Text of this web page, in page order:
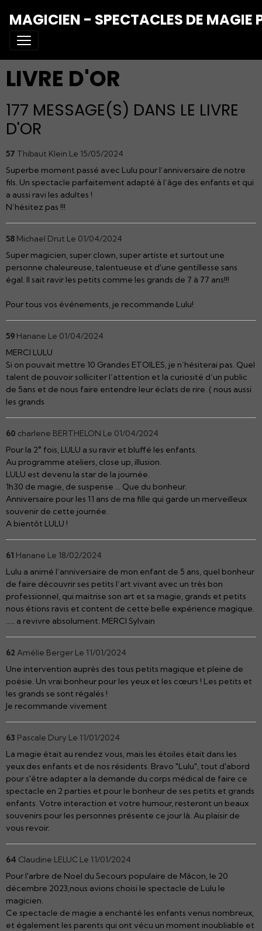
MAGICIEN - SPECTACLES DE MAGIE
LIVRE D'OR
177 MESSAGE(S) DANS LE LIVRE
D'OR
57 Thibaut Klein Le 15/05/2024
Superbe moment passé avec Lulu pour l’anniversaire de notre
fils. Un spectacle parfaitement adapté à l’âge des enfants et qui
a aussi ravi les adultes !
N’hésitez pas !!!
58 Michael Drut Le 01/04/2024
Super magicien, super clown, super artiste et surtout une
personne chaleureuse, talentueuse et d'une gentillesse sans
égal. Il sait ravir les petits comme les grands de 7 à 77 ans!!!
Pour tous vos événements, je recommande Lulu!
59 Hanane Le 01/04/2024
MERCI LULU
Si on pouvait mettre 10 Grandes ETOILES, je n’hésiterai pas. Quel
talent de pouvoir solliciter l‘attention et la curiosité d‘un public
de 5ans et de nous faire entendre leur éclats de rire. ( nous aussi
les grands
60 charlene BERTHELON Le 01/04/2024
Pour la 2° fois, LULU a su ravir et bluffé les enfants.
Au programme ateliers, close up, illusion.
LULU est devenu la star de la journée.
1h30 de magie, de suspense ... Que du bonheur.
Anniversaire pour les 11 ans de ma fille qui garde un merveilleux
souvenir de cette journée.
A bientôt LULU !
61 Hanane Le 18/02/2024
Lulu a animé l’anniversaire de mon enfant de 5 ans, quel bonheur
de faire découvrir ses petits l’art vivant avec un très bon
professionnel, qui maitrise son art et sa magie, grands et petits
nous étions ravis et content de cette belle expérience magique.
….. a revivre absolument. MERCI Sylvain
62 Amélie Berger Le 11/01/2024
Une intervention auprès des tous petits magique et pleine de
poésie. Un vrai bonheur pour les yeux et les cœurs ! Les petits et
les grands se sont régalés !
Je recommande vivement
63 Pascale Dury Le 11/01/2024
La magie était au rendez vous, mais les étoiles était dans les
yeux des enfants et de nos résidents. Bravo "Lulu", tout d'abord
pour s'être adapter a la demande du corps médical de faire ce
spectacle en 2 parties et pour le bonheur de ses petits et grands
enfants. Votre interaction et votre humour, resteront un beaux
souvenirs pour les personnes présente ce jour là. Au plaisir de
vous revoir.
64 Claudine LELUC Le 11/01/2024
Pour l'arbre de Noel du Secours populaire de Mâcon, le 20
décembre 2023,nous avions choisi le spectacle de Lulu le
magicien.
Ce spectacle de magie a enchanté les enfants venus nombreux,
et également les parents qui ont vécu un moment inoubliable et